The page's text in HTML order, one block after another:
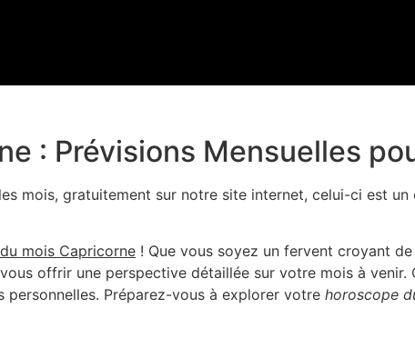
: Prévisions Mensuelles
mois, gratuitement sur notre site internet, celui-ci est un
mois Capricorne ! Que vous soyez un fervent croyant
offrir une perspective détaillée sur votre mois à venir.
personnelles. Préparez-vous à explorer votre horoscope